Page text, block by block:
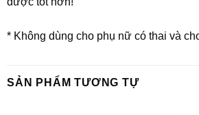
* Không dùng cho phụ nữ có thai và
SẢN PHẨM TƯƠNG TỰ